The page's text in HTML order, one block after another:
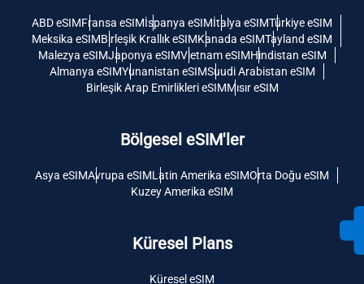
ABD eSIMFransa eSIMİspanya eSIMİtalya eSIMTürkiye eSIM
Meksika eSIMBirleşik Krallık eSIMKanada eSIMTayland eSIM
Malezya eSIMJaponya eSIMVietnam eSIMHindistan eSIM
Almanya eSIMYunanistan eSIMSuudi Arabistan eSIM
Birleşik Arap Emirlikleri eSIMMısır eSIM
Bölgesel eSIM'ler
Asya eSIMAvrupa eSIMLatin Amerika eSIMOrta Doğu eSIM
Kuzey Amerika eSIM
Küresel Plans
Küresel eSIM